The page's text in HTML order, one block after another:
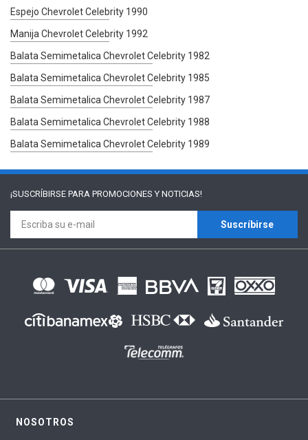
Espejo Chevrolet Celebrity 1990
Manija Chevrolet Celebrity 1992
Balata Semimetalica Chevrolet Celebrity 1982
Balata Semimetalica Chevrolet Celebrity 1985
Balata Semimetalica Chevrolet Celebrity 1987
Balata Semimetalica Chevrolet Celebrity 1988
Balata Semimetalica Chevrolet Celebrity 1989
¡SUSCRÍBIRSE PARA PROMOCIONES Y NOTICIAS!
Suscríbirse
NOSOTROS